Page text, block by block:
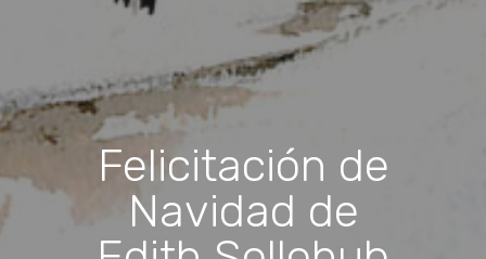
Felicitación de
Navidad de